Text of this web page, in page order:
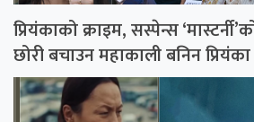
प्रियंकाको क्राइम, सस्पेन्स
छोरी बचाउन महाकाली बनिन प्रियंका